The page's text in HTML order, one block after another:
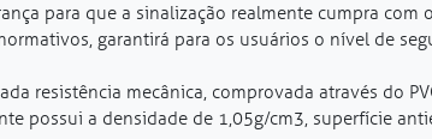
para que a sinalização realmente cumpra com
garantirá para os usuários o nível de
resistência mecânica, comprovada através do
possui a densidade de 1,05g/cm3, superfície